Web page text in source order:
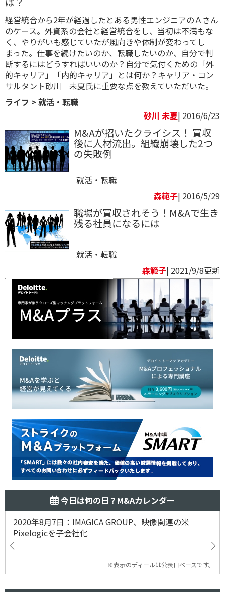
経営統合から2年が経過したとある男性エンジニアのＡさん
のケース。外資系の会社と経営統合をし、当初は不満もな
く、やりがいも感じていたが風向きや体制が変わってし
まった。仕事を続けたいのか、転職したいのか、自分で判
断するにはどうすればいいのか？自分で気付くための「外
的キャリア」「内的キャリア」とは何か？キャリア・コン
サルタント砂川 未夏氏に重要な点を教えていただいた。
ライフ > 就活・転職
砂川 未夏| 2016/6/23
M&Aが招いたクライシス！ 買収
後に人材流出。組織崩壊した2つ
の失敗例
就活・転職
森範子| 2016/5/29
職場が買収されそう！M&Aで生き
残る社員になるには
就活・転職
森範子| 2021/9/8更新
今日は何の日？M&Aカレンダー
2020年8月7日：IMAGICA GROUP、映像関連の米
Pixelogicを子会社化
※表示のディールは公表日ベースです。